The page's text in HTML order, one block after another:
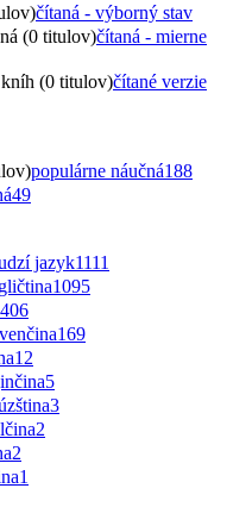
čítaná - výborný stav
(0 titulov)čítaná - mierne
(0 titulov)čítané verzie
populárne náučná188
49
jazyk1111
1095
406
169
12
5
3
2
2
1